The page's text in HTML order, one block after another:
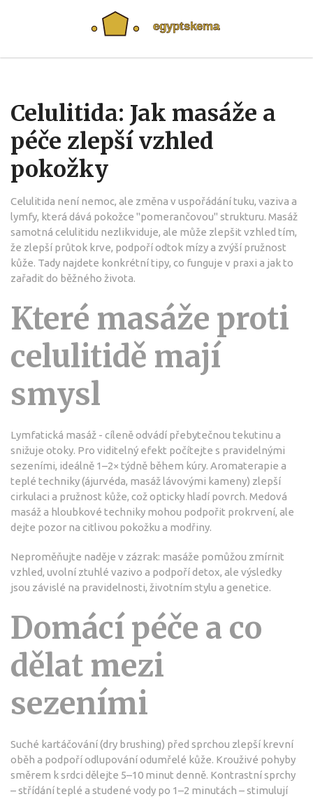
Celulitida: Jak masáže a
péče zlepší vzhled
pokožky
Celulitida není nemoc, ale změna v uspořádání tuku, vaziva a
lymfy, která dává pokožce "pomerančovou" strukturu. Masáž
samotná celulitidu nezlikviduje, ale může zlepšit vzhled tím,
že zlepší průtok krve, podpoří odtok mízy a zvýší pružnost
kůže. Tady najdete konkrétní tipy, co funguje v praxi a jak to
zařadit do běžného života.
Které masáže proti
celulitidě mají
smysl
Lymfatická masáž - cíleně odvádí přebytečnou tekutinu a
snižuje otoky. Pro viditelný efekt počítejte s pravidelnými
sezeními, ideálně 1–2× týdně během kúry. Aromaterapie a
teplé techniky (ájurvéda, masáž lávovými kameny) zlepší
cirkulaci a pružnost kůže, což opticky hladí povrch. Medová
masáž a hloubkové techniky mohou podpořit prokrvení, ale
dejte pozor na citlivou pokožku a modřiny.
Neproměňujte naděje v zázrak: masáže pomůžou zmírnit
vzhled, uvolní ztuhlé vazivo a podpoří detox, ale výsledky
jsou závislé na pravidelnosti, životním stylu a genetice.
Domácí péče a co
dělat mezi
sezeními
Suché kartáčování (dry brushing) před sprchou zlepší krevní
oběh a podpoří odlupování odumřelé kůže. Krouživé pohyby
směrem k srdci dělejte 5–10 minut denně. Kontrastní sprchy
– střídání teplé a studené vody po 1–2 minutách – stimulují